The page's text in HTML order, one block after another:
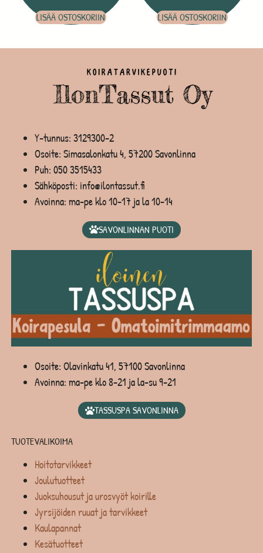
LISÄÄ OSTOSKORIIN LISÄÄ OSTOSKORIIN
Y-tunnus: 3129300-2
Osoite: Simasalonkatu 4, 57200 Savonlinna
Puh: 050 3515433
Sähköposti: info@ilontassut.fi
Avoinna: ma-pe klo 10-17 ja la 10-14
SAVONLINNAN PUOTI
Osoite: Olavinkatu 41, 57100 Savonlinna
Avoinna: ma-pe klo 8-21 ja la-su 9-21
TASSUSPA SAVONLINNA
TUOTEVALIKOIMA
Hoitotarvikkeet
Joulutuotteet
Juoksuhousut ja urosvyöt koirille
Jyrsijöiden ruuat ja tarvikkeet
Kaulapannat
Kesätuotteet